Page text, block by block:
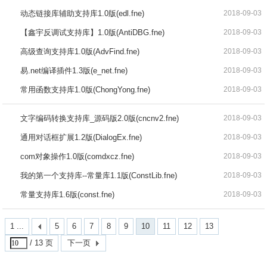
动态链接库辅助支持库1.0版(edl.fne) 2018-09-03
【鑫宇反调试支持库】1.0版(AntiDBG.fne) 2018-09-03
高级查询支持库1.0版(AdvFind.fne) 2018-09-03
易.net编译插件1.3版(e_net.fne) 2018-09-03
常用函数支持库1.0版(ChongYong.fne) 2018-09-03
文字编码转换支持库_源码版2.0版(cncnv2.fne) 2018-09-03
通用对话框扩展1.2版(DialogEx.fne) 2018-09-03
com对象操作1.0版(comdxcz.fne) 2018-09-03
我的第一个支持库--常量库1.1版(ConstLib.fne) 2018-09-03
常量支持库1.6版(const.fne) 2018-09-03
1 ... 5 6 7 8 9 10 11 12
13
/ 13 页
下一页